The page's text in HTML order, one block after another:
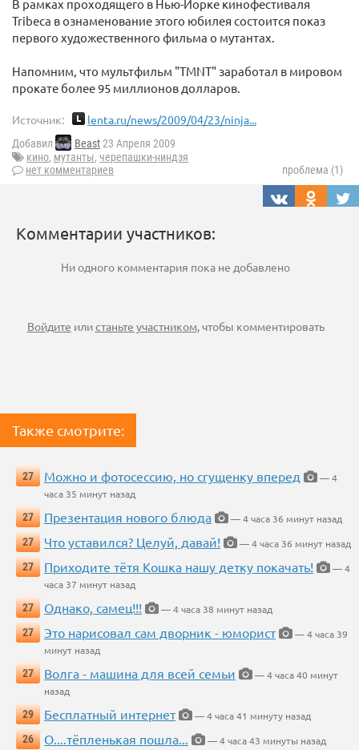
В рамках проходящего в Нью-Йорке кинофестиваля
Tribeca в ознаменование этого юбилея состоится показ
первого художественного фильма о мутантах.
Напомним, что мультфильм "TMNT" заработал в мировом
прокате более 95 миллионов долларов.
Источник: lenta.ru/news/2009/04/23/ninja...
Добавил Beast23 Апреля 2009
кино, мутанты, черепашки-ниндзя
нет комментариев
проблема (1)
Комментарии участников:
Ни одного комментария пока не добавлено
Войдите илистаньте участником, чтобы комментировать
Также смотрите:
27 Можно и фотосессию, но сгущенку вперед
— 4
часа 35 минут назад
27
Презентация нового блюда
— 4 часа 36 минут назад
27
Что уставился? Целуй, давай!
— 4 часа 36 минут назад
27
Приходите тётя Кошка нашу детку покачать!
— 4
часа 37 минут назад
27
Однако, самец!!!
— 4 часа 38 минут назад
27
Это нарисовал сам дворник - юморист
— 4 часа 39
минут назад
27
Волга - машина для всей семьи
— 4 часа 40 минут
назад
29
Бесплатный интернет
— 4 часа 41 минуту назад
26
О....тёпленькая пошла...
— 4 часа 43 минуты назад